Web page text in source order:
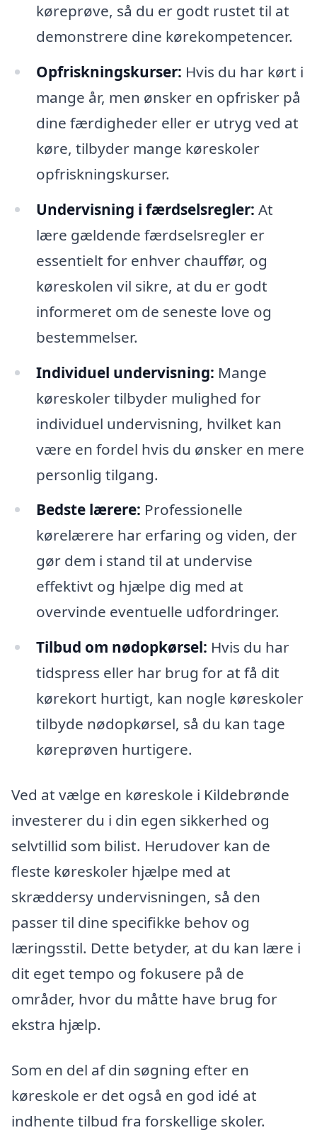
køreprøve, så du er godt rustet til at
demonstrere dine kørekompetencer.
Opfriskningskurser: Hvis du har kørt i
mange år, men ønsker en opfrisker på
dine færdigheder eller er utryg ved at
køre, tilbyder mange køreskoler
opfriskningskurser.
Undervisning i færdselsregler: At
lære gældende færdselsregler er
essentielt for enhver chauffør, og
køreskolen vil sikre, at du er godt
informeret om de seneste love og
bestemmelser.
Individuel undervisning: Mange
køreskoler tilbyder mulighed for
individuel undervisning, hvilket kan
være en fordel hvis du ønsker en mere
personlig tilgang.
Bedste lærere: Professionelle
kørelærere har erfaring og viden, der
gør dem i stand til at undervise
effektivt og hjælpe dig med at
overvinde eventuelle udfordringer.
Tilbud om nødopkørsel: Hvis du har
tidspress eller har brug for at få dit
kørekort hurtigt, kan nogle køreskoler
tilbyde nødopkørsel, så du kan tage
køreprøven hurtigere.
Ved at vælge en køreskole i Kildebrønde
investerer du i din egen sikkerhed og
selvtillid som bilist. Herudover kan de
fleste køreskoler hjælpe med at
skræddersy undervisningen, så den
passer til dine specifikke behov og
læringsstil. Dette betyder, at du kan lære i
dit eget tempo og fokusere på de
områder, hvor du måtte have brug for
ekstra hjælp.
Som en del af din søgning efter en
køreskole er det også en god idé at
indhente tilbud fra forskellige skoler.